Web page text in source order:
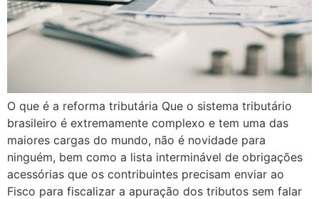
O que é a reforma tributária Que o sistema tributário
brasileiro é extremamente complexo e tem uma das
maiores cargas do mundo, não é novidade para
ninguém, bem como a lista interminável de obrigações
acessórias que os contribuintes precisam enviar ao
Fisco para fiscalizar a apuração dos tributos sem falar